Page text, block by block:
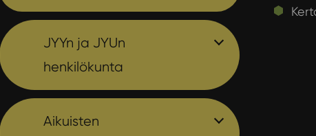
JYYn ja JYUn
henkilökunta
Aikuisten